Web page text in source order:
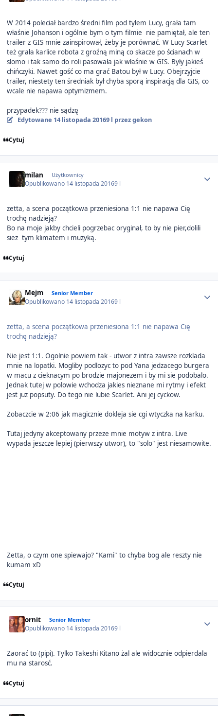
W 2014 poleciał bardzo średni film pod tyłem Lucy, grała tam
właśnie Johanson i ogólnie bym o tym filmie nie pamiętał, ale ten
trailer z GIS mnie zainspirował, żeby je porównać. W Lucy Scarlet
też grała karlice robota z groźną miną co skacze po ścianach w
slomo i tak samo do roli pasowała jak właśnie w GIS. Były jakieś
chińczyki. Nawet gość co ma grać Batou był w Lucy. Obejrzyjcie
trailer, niestety ten średniak był chyba sporą inspiracją dla GIS, co
wcale nie napawa optymizmem.
przypadek??? nie sądzę
Edytowane 14 listopada 20169 l przez gekon
Cytuj
milan Użytkownicy
Opublikowano 14 listopada 20169 l
zetta, a scena początkowa przeniesiona 1:1 nie napawa Cię
trochę nadzieją?
Bo na moje jakby chcieli pogrzebac oryginał, to by nie pier,dolili
siez tym klimatem i muzyką.
Cytuj
Mejm Senior Member
Opublikowano 14 listopada 20169 l
zetta, a scena początkowa przeniesiona 1:1 nie napawa Cię
trochę nadzieją?
Nie jest 1:1. Ogolnie powiem tak - utwor z intra zawsze rozklada
mnie na lopatki. Mogliby podlozyc to pod Yana jedzacego burgera
w macu z cieknacym po brodzie majonezem i by mi sie podobalo.
Jednak tutej w polowie wchodza jakies nieznane mi rytmy i efekt
jest juz popsuty. Do tego nie lubie Scarlet. Ani jej cyckow.
Zobaczcie w 2:06 jak magicznie dokleja sie cgi wtyczka na karku.
Tutaj jedyny akceptowany przeze mnie motyw z intra. Live
wypada jeszcze lepiej (pierwszy utwor), to "solo" jest niesamowite.
Zetta, o czym one spiewajo? "Kami" to chyba bog ale reszty nie
kumam xD
Cytuj
ornit Senior Member
Opublikowano 14 listopada 20169 l
Zaorać to (pipi). Tylko Takeshi Kitano żal ale widocznie odpierdala
mu na starosć.
Cytuj